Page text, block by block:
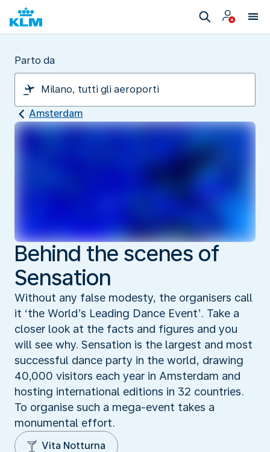
Parto da
Amsterdam
Behind the scenes of
Sensation
Without any false modesty, the organisers call
it ‘the World’s Leading Dance Event’. Take a
closer look at the facts and figures and you
will see why. Sensation is the largest and most
successful dance party in the world, drawing
40,000 visitors each year in Amsterdam and
hosting international editions in 32 countries.
To organise such a mega-event takes a
monumental effort.
Vita Notturna